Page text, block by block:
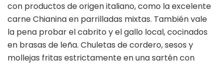
con productos de origen italiano, como la excelente
carne Chianina en parrilladas mixtas. También vale
la pena probar el cabrito y el gallo local, cocinados
en brasas de leña. Chuletas de cordero, sesos y
mollejas fritas estrictamente en una sartén con